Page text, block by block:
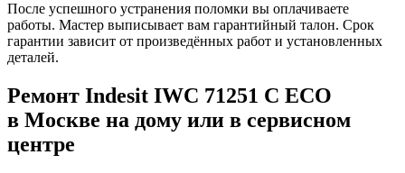
После успешного устранения поломки вы оплачиваете
работы. Мастер выписывает вам гарантийный талон. Срок
гарантии зависит от произведённых работ и установленных
деталей.
Ремонт Indesit IWC 71251 C ECO
в Москве на дому или в сервисном
центре